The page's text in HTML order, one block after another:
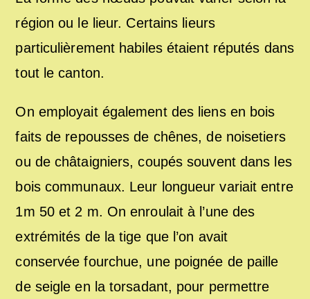
région ou le lieur. Certains lieurs
particulièrement habiles étaient réputés dans
tout le canton.
On employait également des liens en bois
faits de repousses de chênes, de noisetiers
ou de châtaigniers, coupés souvent dans les
bois communaux. Leur longueur variait entre
1m 50 et 2 m. On enroulait à l’une des
extrémités de la tige que l’on avait
conservée fourchue, une poignée de paille
de seigle en la torsadant, pour permettre